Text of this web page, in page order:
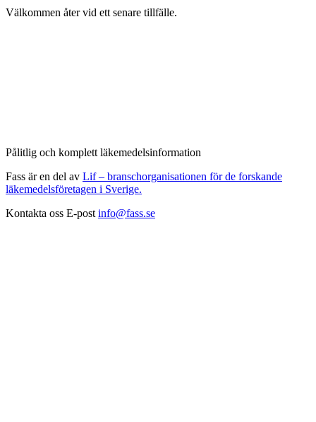
Välkommen åter vid ett senare tillfälle.
Pålitlig och komplett läkemedelsinformation
Fass är en del av Lif – branschorganisationen för de forskande
läkemedelsföretagen i Sverige.
Kontakta oss E-post info@fass.se